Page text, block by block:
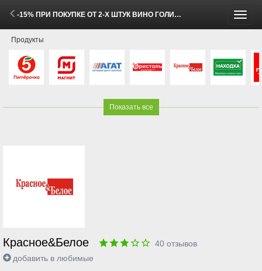
-15% ПРИ ПОКУПКЕ ОТ 2-Х ШТУК ВИНО ГОЛИЦЫНСКИЕ ВИНА белое полусладкое и брют 0,75 л (5 - 11 Мая 2026)
Продукты
Показать все
Красное&Белое 40 отзывов
добавить в любимые